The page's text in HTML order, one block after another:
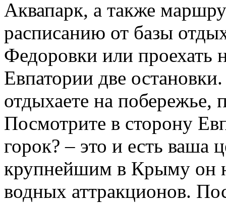
Аквапарк, а также
расписанию от базы
Федоровки или проехать
Евпатории две
отдыхаете на побережье,
Посмотрите в сторону
горок? – это и есть ваша
крупнейшим в Крыму он
водных аттракционов.